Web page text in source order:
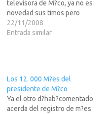
televisora de M?co, ya no es
novedad sus timos pero
mucha gente no lo nota por
alguna extra?azon... pero
22/11/2008
Entrada similar
Los 12. 000 M?es del
presidente de M?co
Ya el otro d?hab?comentado
acerda del registro de m?es